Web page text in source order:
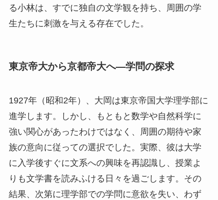
る小林は、すでに独自の文学観を持ち、周囲の学
生たちに刺激を与える存在でした。
東京帝大から京都帝大へ—学問の探求
1927年（昭和2年）、大岡は東京帝国大学理学部に
進学します。しかし、もともと数学や自然科学に
強い関心があったわけではなく、周囲の期待や家
族の意向に従っての選択でした。実際、彼は大学
に入学後すぐに文系への興味を再認識し、授業よ
りも文学書を読みふける日々を過ごします。その
結果、次第に理学部での学問に意欲を失い、わず